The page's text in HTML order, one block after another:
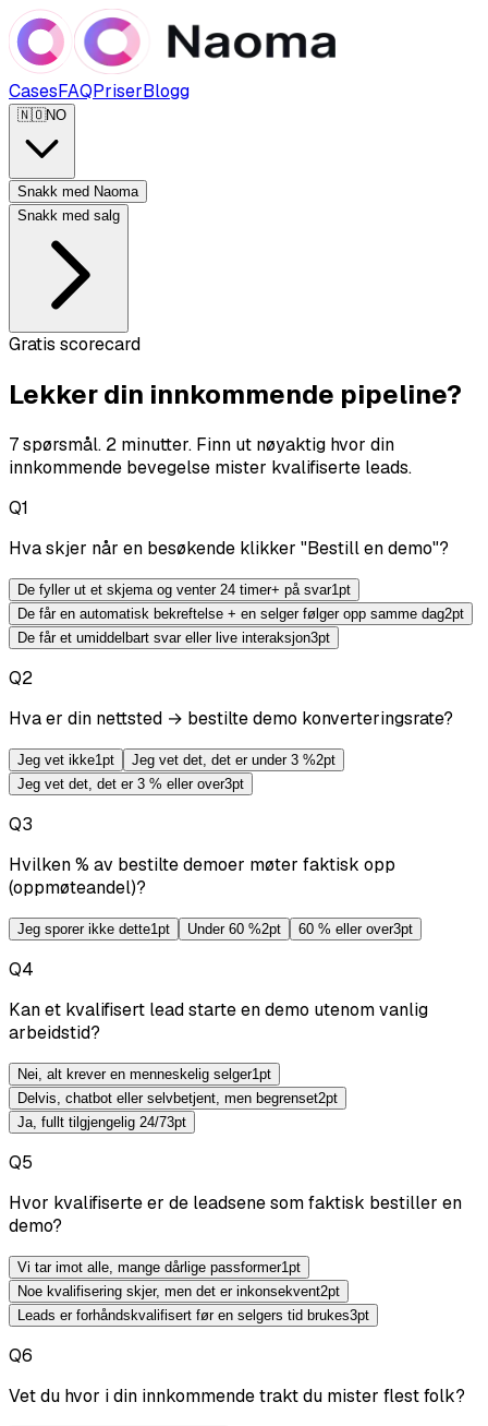
CasesFAQPriserBlogg
🇳🇴NO
Snakk med Naoma
Snakk med salg
Gratis scorecard
Lekker din innkommende pipeline?
7 spørsmål. 2 minutter. Finn ut nøyaktig hvor din
innkommende bevegelse mister kvalifiserte leads.
Q1
Hva skjer når en besøkende klikker "Bestill en demo"?
De fyller ut et skjema og venter 24 timer+ på svar1 pt
De får en automatisk bekreftelse + en selger følger opp samme dag2pt
De får et umiddelbart svar eller live interaksjon3pt
Q2
Hva er din nettsted → bestilte demo konverteringsrate?
Jeg vet ikke1 pt Jeg vet det, det er under 3 %2pt
Jeg vet det, det er 3 % eller over3pt
Q3
Hvilken % av bestilte demoer møter faktisk opp
(oppmøteandel)?
Jeg sporer ikke dette1 pt Under 60 %2pt 60 % eller over3pt
Q4
Kan et kvalifisert lead starte en demo utenom vanlig
arbeidstid?
Nei, alt krever en menneskelig selger1 pt
Delvis, chatbot eller selvbetjent, men begrenset2pt
Ja, fullt tilgjengelig 24/73pt
Q5
Hvor kvalifiserte er de leadsene som faktisk bestiller en
demo?
Vi tar imot alle, mange dårlige passformer1 pt
Noe kvalifisering skjer, men det er inkonsekvent2pt
Leads er forhåndskvalifisert før en selgers tid brukes3pt
Q6
Vet du hvor i din innkommende trakt du mister flest folk?